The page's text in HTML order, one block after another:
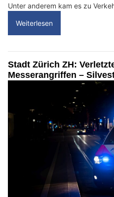
Unter anderem kam es zu
Weiterlesen
Stadt Zürich ZH:
Messerangriffen –